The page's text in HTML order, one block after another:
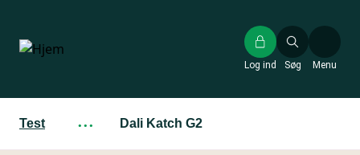
hovedindhold
Søg
Log ind Menu
Test ··· Dali Katch G2